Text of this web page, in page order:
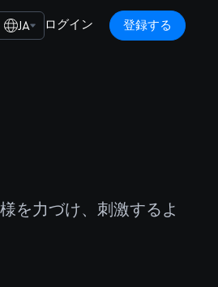
JA ログイン 登録する
を力づけ、刺激するよ